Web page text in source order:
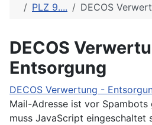
PLZ 9....
DECOS
DECOS
Entsorgung
DECOS Verwertung -
Mail-Adresse ist vor
muss JavaScript eingeschaltet